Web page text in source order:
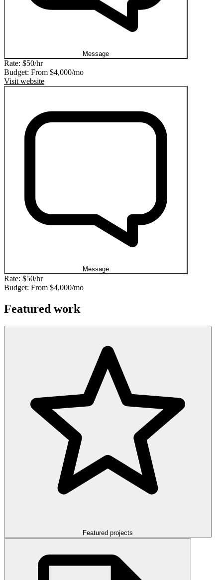
Message
Rate: $50/hr
Budget: From $4,000/mo
Visit website
Message
Rate: $50/hr
Budget: From $4,000/mo
Featured work
Featured projects